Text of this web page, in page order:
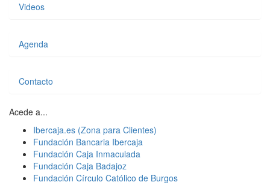
Videos
Agenda
Contacto
Acede a...
Ibercaja.es (Zona para Clientes)
Fundación Bancaria Ibercaja
Fundación Caja Inmaculada
Fundación Caja Badajoz
Fundación Círculo Católico de Burgos